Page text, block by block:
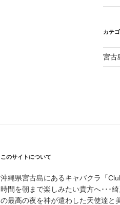
カテ
宮古
このサイトについて
沖縄県宮古島にあるキャバクラ「
時間を朝まで楽しみたい貴方へ･･･
の最高の夜を神が遣わした天使達と